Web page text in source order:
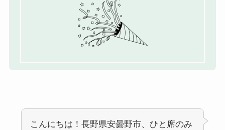
こんにちは！長野県安曇野市、ひと席のみ